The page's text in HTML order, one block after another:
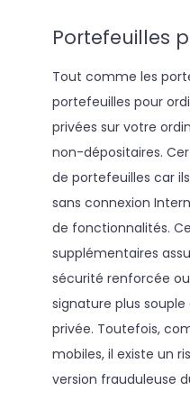
Portefeuilles
Tout comme les
portefeuilles pour
privées sur votre
non-dépositaires.
de portefeuilles car
sans connexion
de fonctionnalités.
supplémentaires
sécurité renforcée
signature plus
privée. Toutefois,
mobiles, il existe un
version frauduleuse